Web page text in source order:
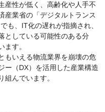
産性が低く、高齢化や人手不
産業省の「デジタルトランス
も、IT化の遅れが指摘され、
としている可能性のある分
す。
もいえる物流業界を崩壊の危
ー（DX）を活用した産業構造
んでいます。